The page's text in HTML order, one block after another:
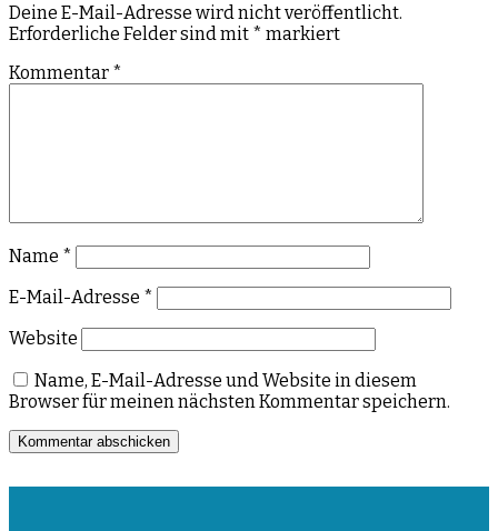
Deine E-Mail-Adresse wird nicht veröffentlicht.
Erforderliche Felder sind mit * markiert
Kommentar *
Name *
E-Mail-Adresse *
Website
Name, E-Mail-Adresse und Website in diesem
Browser für meinen nächsten Kommentar speichern.